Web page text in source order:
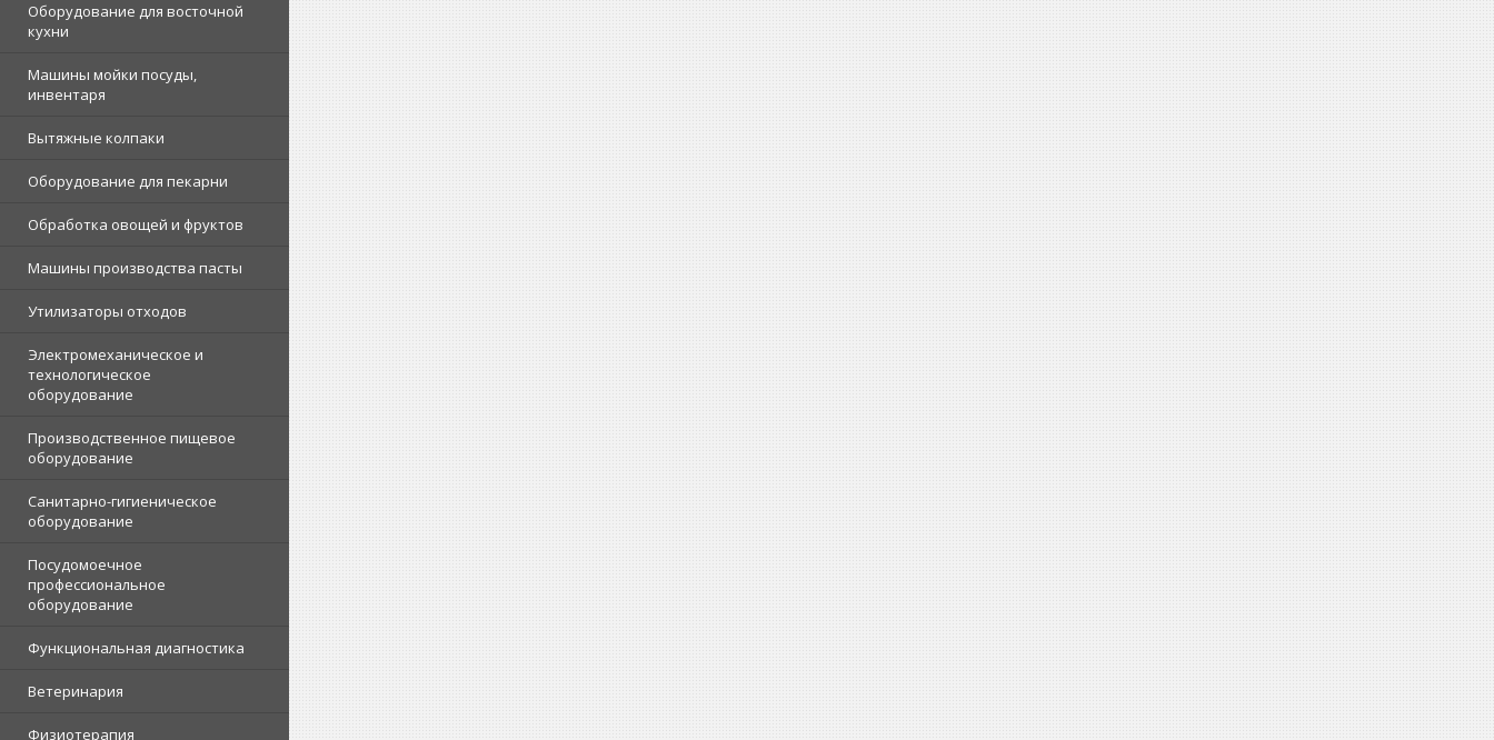
Оборудование для восточной
кухни
Машины мойки посуды,
инвентаря
Вытяжные колпаки
Оборудование для пекарни
Обработка овощей и фруктов
Машины производства пасты
Утилизаторы отходов
Электромеханическое и
технологическое
оборудование
Производственное пищевое
оборудование
Санитарно-гигиеническое
оборудование
Посудомоечное
профессиональное
оборудование
Функциональная диагностика
Ветеринария
Физиотерапия